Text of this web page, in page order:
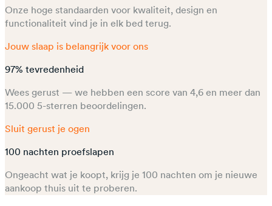
Onze hoge standaarden voor kwaliteit, design en
functionaliteit vind je in elk bed terug.
Jouw slaap is belangrijk voor ons
97% tevredenheid
Wees gerust — we hebben een score van 4,6 en meer dan
15.000 5-sterren beoordelingen.​
Sluit gerust je ogen
100 nachten proefslapen
Ongeacht wat je koopt, krijg je 100 nachten om je nieuwe
aankoop thuis uit te proberen.​